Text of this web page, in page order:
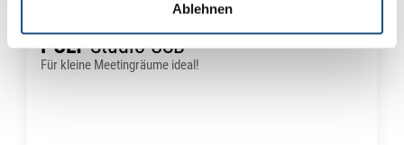
Ablehnen
POLYStudio USB
Für kleine Meetingräume ideal!